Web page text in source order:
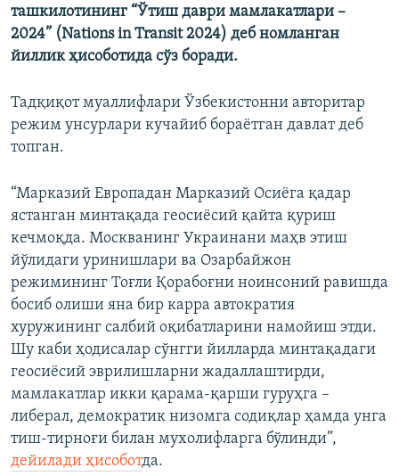
ташкилотининг “Ўтиш даври мамлакатлари –
2024” (Nations in Transit 2024) деб номланган
йиллик ҳисоботида сўз боради.
Тадқиқот муаллифлари Ўзбекистонни авторитар
режим унсурлари кучайиб бораётган давлат деб
топган.
“Марказий Европадан Марказий Осиёга қадар
ястанган минтақада геосиёсий қайта қуриш
кечмоқда. Москванинг Украинани маҳв этиш
йўлидаги уринишлари ва Озарбайжон
режимининг Тоғли Қорабоғни ноинсоний равишда
босиб олиши яна бир карра автократия
хуружининг салбий оқибатларини намойиш этди.
Шу каби ҳодисалар сўнгги йилларда минтақадаги
геосиёсий эврилишларни жадаллаштирди,
мамлакатлар икки қарама-қарши гуруҳга –
либерал, демократик низомга содиқлар ҳамда унга
тиш-тирноғи билан мухолифларга бўлинди”,
дейилади ҳисоботда.